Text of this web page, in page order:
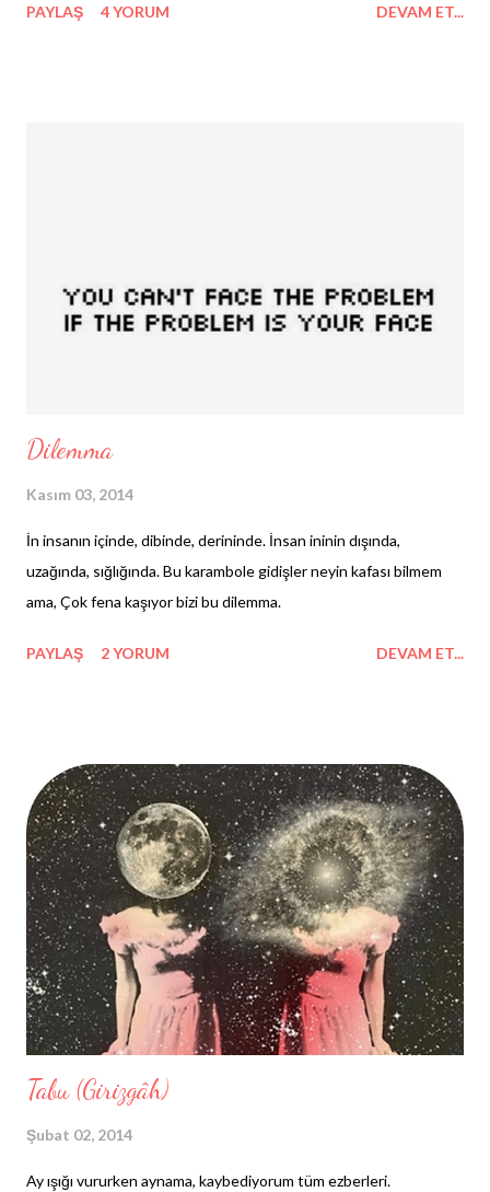
sevemedim. Ne mi oldu? İşte, birkaç savunma mekanizmasıyla
arala... 6) Kaçma: Konuşmazsak konuşmayalım. 7) Yön değiştirme:
Konuşmamamız mesele değil. Benim derdi...
PAYLAŞ 4 YORUM DEVAM ET...
Dilemma
Kasım 03, 2014
İn insanın içinde, dibinde, derininde. İnsan ininin dışında,
uzağında, sığlığında. Bu karambole gidişler neyin kafası bilmem
ama, Çok fena kaşıyor bizi bu dilemma.
PAYLAŞ 2 YORUM DEVAM ET...
Tabu (Girizgâh)
Şubat 02, 2014
Ay ışığı vururken aynama, kaybediyorum tüm ezberleri.